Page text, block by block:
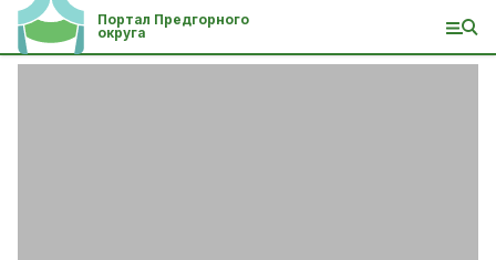
Портал Предгорного
округа